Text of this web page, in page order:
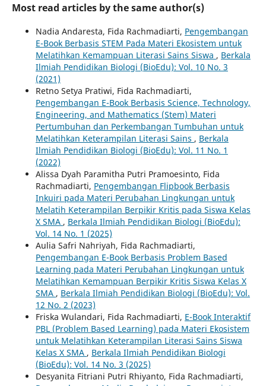
Most read articles by the same author(s)
Nadia Andaresta, Fida Rachmadiarti, Pengembangan
E-Book Berbasis STEM Pada Materi Ekosistem untuk
Melatihkan Kemampuan Literasi Sains Siswa , Berkala
Ilmiah Pendidikan Biologi (BioEdu): Vol. 10 No. 3
(2021)
Retno Setya Pratiwi, Fida Rachmadiarti,
Pengembangan E-Book Berbasis Science, Technology,
Engineering, and Mathematics (Stem) Materi
Pertumbuhan dan Perkembangan Tumbuhan untuk
Melatihkan Keterampilan Literasi Sains , Berkala
Ilmiah Pendidikan Biologi (BioEdu): Vol. 11 No. 1
(2022)
Alissa Dyah Paramitha Putri Pramoesinto, Fida
Rachmadiarti, Pengembangan Flipbook Berbasis
Inkuiri pada Materi Perubahan Lingkungan untuk
Melatih Keterampilan Berpikir Kritis pada Siswa Kelas
X SMA , Berkala Ilmiah Pendidikan Biologi (BioEdu):
Vol. 14 No. 1 (2025)
Aulia Safri Nahriyah, Fida Rachmadiarti,
Pengembangan E-Book Berbasis Problem Based
Learning pada Materi Perubahan Lingkungan untuk
Melatihkan Kemampuan Berpikir Kritis Siswa Kelas X
SMA , Berkala Ilmiah Pendidikan Biologi (BioEdu): Vol.
12 No. 2 (2023)
Friska Wulandari, Fida Rachmadiarti, E-Book Interaktif
PBL (Problem Based Learning) pada Materi Ekosistem
untuk Melatihkan Keterampilan Literasi Sains Siswa
Kelas X SMA , Berkala Ilmiah Pendidikan Biologi
(BioEdu): Vol. 14 No. 3 (2025)
Desyanita Fitriani Putri Rhiyanto, Fida Rachmadiarti,